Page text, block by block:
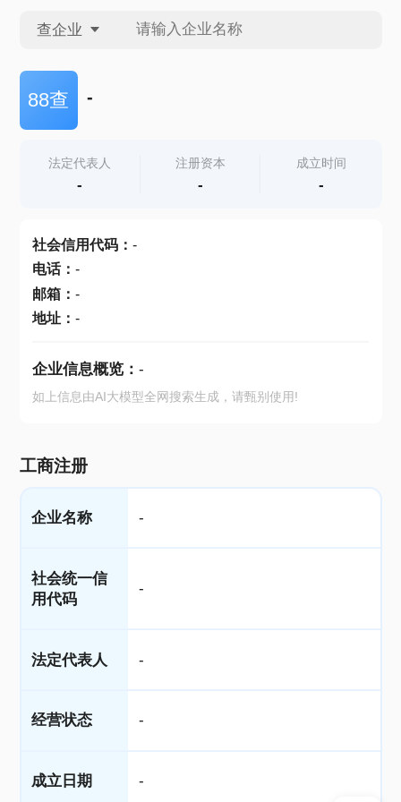
查企业
查企业
查产地
88查 -
法定代表人
-
注册资本
-
成立时间
-
社会信用代码： -
电话： -
邮箱： -
地址： -
企业信息概览： -
如上信息由AI大模型全网搜索生成，请甄别使用!
工商注册
企业名称 -
社会统一信
用代码
-
法定代表人 -
经营状态 -
成立日期 -